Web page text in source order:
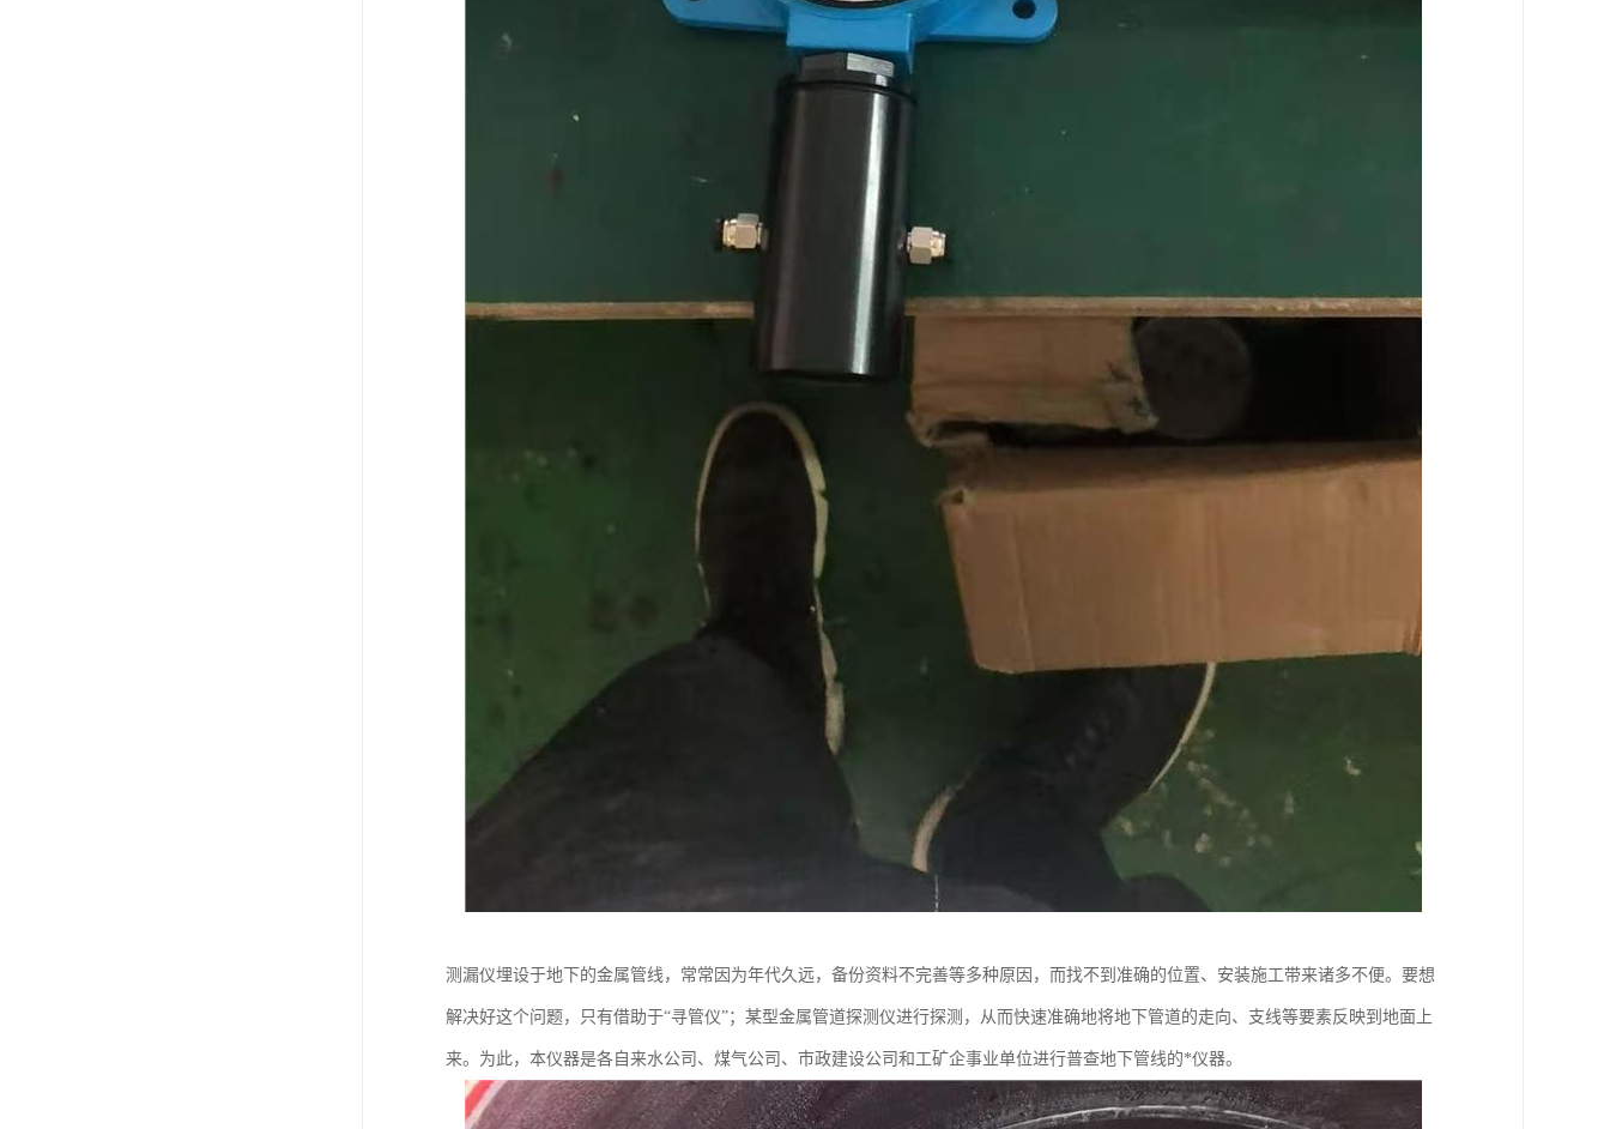
测漏仪埋设于地下的金属管线，常常因为年代久远，备份资料不完善等多种原因，而找不到准确的位置、安装施工带来诸多不便。要想
解决好这个问题，只有借助于“寻管仪”；某型金属管道探测仪进行探测，从而快速准确地将地下管道的走向、支线等要素反映到地面上
来。为此，本仪器是各自来水公司、煤气公司、市政建设公司和工矿企事业单位进行普查地下管线的*仪器。